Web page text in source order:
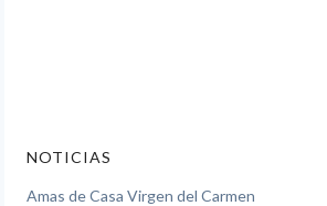
NOTICIAS
Amas de Casa Virgen del Carmen